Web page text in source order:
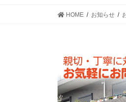
HOME お知らせ